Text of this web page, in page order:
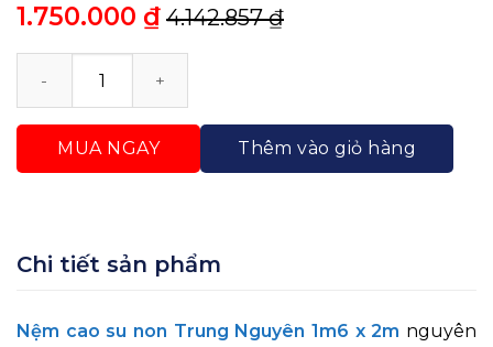
1.750.000 ₫ 4.142.857₫
Nệm Cao Su Non Trung Nguyên 1m6 x 2m Nguyên
MUA NGAY Thêm vào giỏ hàng
Chi tiết sản phẩm
Nệm cao su non Trung Nguyên 1m6 x 2m nguyên